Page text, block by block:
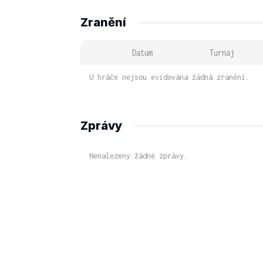
Zranění
Datum Turnaj
U hráče nejsou evidována žádná zranění.
Zprávy
Nenalezeny žádné zprávy.